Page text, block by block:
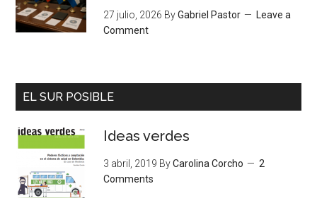
27 julio, 2026 ByGabriel Pastor
Leave a
Comment
EL SUR POSIBLE
Ideas verdes
3 abril, 2019 ByCarolina Corcho
2
Comments